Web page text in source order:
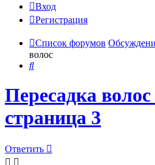
Вход
Регистрация
Список форумов
волос
Поиск
Пересадка
страница 3
Ответить